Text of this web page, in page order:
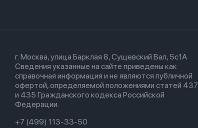
г. Москва, улица Барклая 8, Сущевский Вал, 5с1А
Сведения указанные на сайте приведены как
справочная информация и не являются публичной
офертой, определяемой положениями статей 437
и 435 Гражданского кодекса Российской
Федерации.
+7 (499) 113-33-50